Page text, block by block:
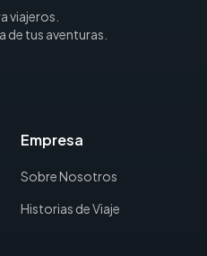
viajeros.
tus aventuras.
Empresa
Sobre Nosotros
Historias de Viaje